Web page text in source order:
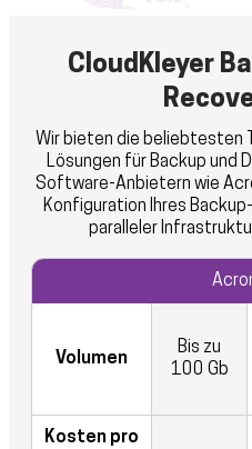
CloudKleyer
Wir bieten die beliebtesten
Lösungen für Backup und
Software-Anbietern wie
Konfiguration Ihres
paralleler
Volumen
Bis zu
100 Gb
Kosten pro